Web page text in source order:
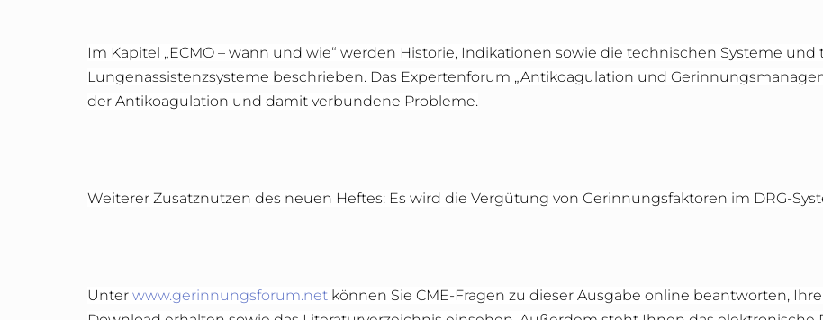
Im Kapitel „ECMO – wann und wie“ werden Historie, Indikationen sowie die technischen Systeme
Lungenassistenzsysteme beschrieben. Das Expertenforum „Antikoagulation und
der Antikoagulation und damit verbundene Probleme.
Weiterer Zusatznutzen des neuen Heftes: Es wird die Vergütung von Gerinnungsfaktoren im DRG-
Unter www.gerinnungsforum.net können Sie CME-Fragen zu dieser Ausgabe online beantworten,